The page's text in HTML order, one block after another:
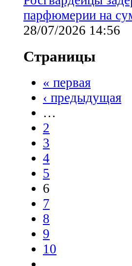
парфюмерии на
28/07/2026 14:56
Страницы
« первая
‹ предыдущая
…
2
3
4
5
6
7
8
9
10